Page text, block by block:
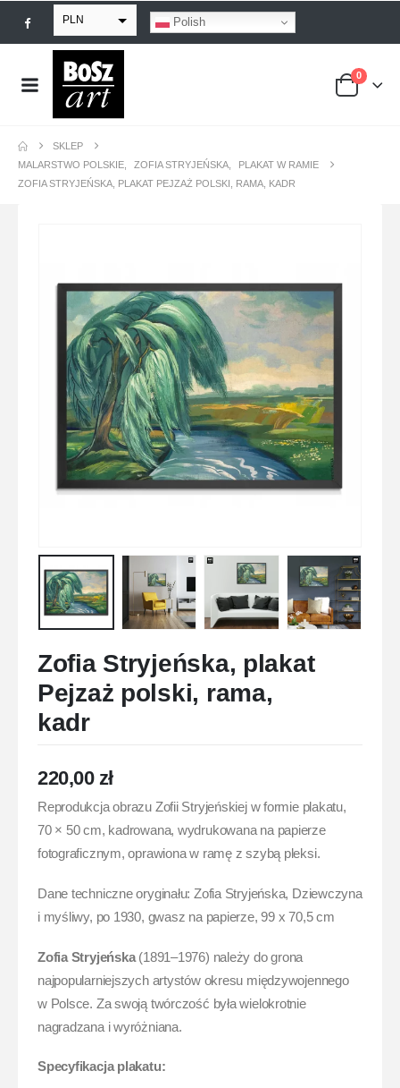
PLN
EUR
USD
Polish
0
SKLEP
MALARSTWO POLSKIE
ZOFIA STRYJEŃSKA
PLAKAT W RAMIE
ZOFIA STRYJEŃSKA, PLAKAT PEJZAŻ POLSKI, RAMA, KADR
Zofia Stryjeńska, plakat
Pejzaż polski, rama,
kadr
220,00 zł
Reprodukcja obrazu Zofii Stryjeńskiej w formie plakatu,
70 × 50 cm, kadrowana, wydrukowana na papierze
fotograficznym, oprawiona w ramę z szybą pleksi.
Dane techniczne oryginału: Zofia Stryjeńska, Dziewczyna
i myśliwy, po 1930, gwasz na papierze, 99 x 70,5 cm
Zofia Stryjeńska (1891–1976) należy do grona
najpopularniejszych artystów okresu międzywojennego
w Polsce. Za swoją twórczość była wielokrotnie
nagradzana i wyróżniana.
Specyfikacja plakatu: